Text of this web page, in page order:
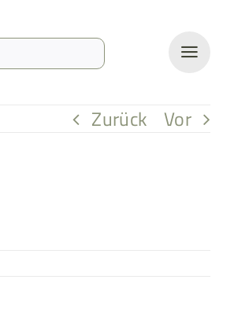
Zurück
Vor